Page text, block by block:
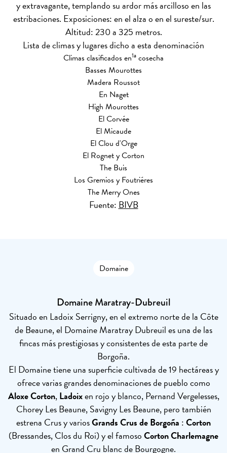
y extravagante, templando su ardor más arcilloso en las
estribaciones. Exposiciones: en el alza o en el sureste/sur.
Altitud: 230 a 325 metros.
Lista de climas y lugares dicho a esta denominación
Climas clasificados en1a cosecha
Basses Mourottes
Madera Roussot
En Naget
High Mourottes
El Corvée
El Micaude
El Clou d'Orge
El Rognet y Corton
The Buis
Los Gremios y Foutriéres
The Merry Ones
Fuente: BIVB
Domaine
Domaine Maratray-Dubreuil
Situado en Ladoix Serrigny, en el extremo norte de la Côte
de Beaune, el Domaine Maratray Dubreuil es una de las
fincas más prestigiosas y consistentes de esta parte de
Borgoña.
El Domaine tiene una superficie cultivada de 19 hectáreas y
ofrece varias grandes denominaciones de pueblo como
Aloxe Corton,Ladoixen rojo y blanco, Pernand Vergelesses,
Chorey Les Beaune, Savigny Les Beaune, pero también
estrena Crus y variosGrands Crus de Borgoña :Corton
(Bressandes, Clos du Roi) y el famosoCorton Charlemagne
en Grand Cru blanc de Bourgogne.